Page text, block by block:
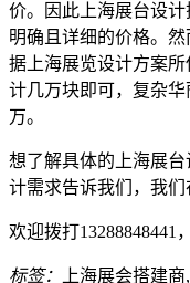
价。因此上海展台设
明确且详细的价格。
据上海展览设计方案
计几万块即可，复杂
万。
想了解具体的上海展
计需求告诉我们，我们
欢迎拨打13288848441
标签： 上海展会搭建